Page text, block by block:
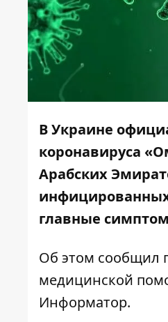
В Украине
коронавируса
Арабских
главные
Об этом сообщил
медицинской
Информатор.